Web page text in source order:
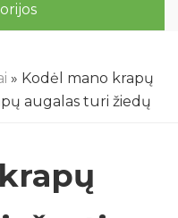
» Kodėl mano krapų
augalas turi žiedų